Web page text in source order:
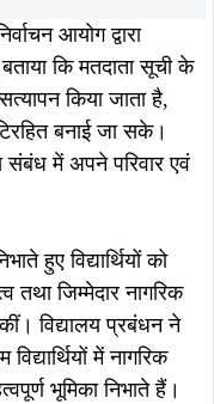
आयोग द्वारा
बताया कि मतदाता सूची के
किया जाता है,
बनाई जा सके।
संबंध में अपने परिवार एवं
हुए विद्यार्थियों को
तथा जिम्मेदार नागरिक
विद्यालय प्रबंधन ने
में नागरिक
भूमिका निभाते हैं।